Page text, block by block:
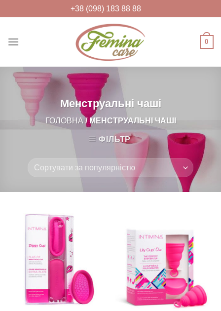
to
+38 (098) 183 88 88
FEMINACARE
здоров'я та краси
0
Менструальні чаші
ГОЛОВНА/ МЕНСТРУАЛЬНІ ЧАШІ
ФІЛЬТР